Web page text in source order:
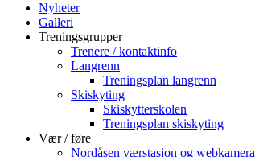
Nyheter
Galleri
Treningsgrupper
Trenere / kontaktinfo
Langrenn
Treningsplan langrenn
Skiskyting
Skiskytterskolen
Treningsplan skiskyting
Vær / føre
Nordåsen værstasjon og webkamera